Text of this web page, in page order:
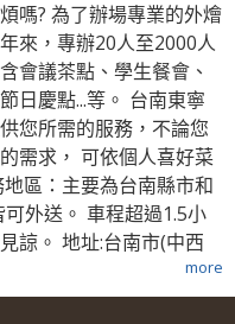
嗎? 為了辦場專業的外燴
來，專辦20人至2000人
會議茶點、學生餐會、
日慶點...等。 台南東寧
您所需的服務，不論您
需求， 可依個人喜好菜
區：主要為台南縣市和
外送。 車程超過1.5小
諒。 地址:台南市(中西
more